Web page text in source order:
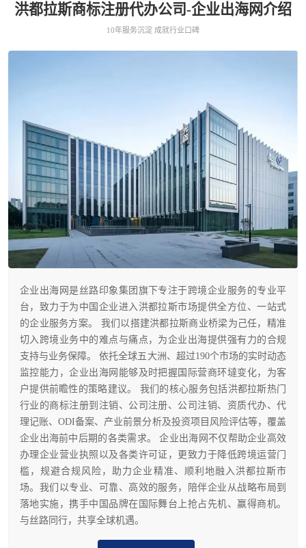
洪都拉斯商标注册代办公司-企业出海网介绍
10年服务沉淀 成就行业口碑
企业出海网是丝路印象集团旗下专注于跨境企业服务的专业平
台，致力于为中国企业进入洪都拉斯市场提供全方位、一站式
的企业服务方案。 我们以搭建洪都拉斯商业桥梁为己任，精准
切入跨境业务中的难点与痛点，为企业出海提供强有力的合规
支持与业务保障。 依托全球五大洲、超过190个市场的实时动态
监控能力，企业出海网能够及时把握国际营商环墶变化，为客
户提供前瞻性的策略建议。 我们的核心服务包括洪都拉斯热门
行业的商标注册到注销、公司注册、公司注销、资质代办、代
理记账、ODI备案、产业前景分析及投资项目风险评估等，覆盖
企业出海前中后期的各类需求。 企业出海网不仅帮助企业高效
办理企业营业执照以及各类许可证，更致力于降低跨境运营门
槛，规避合规风险，助力企业精准、顺利地融入洪都拉斯市
场。我们以专业、可靠、高效的服务，陪伴企业从战略布局到
落地实施，携手中国品牌在国际舞台上抢占先机、赢得商机。
与丝路同行，共享全球机遇。